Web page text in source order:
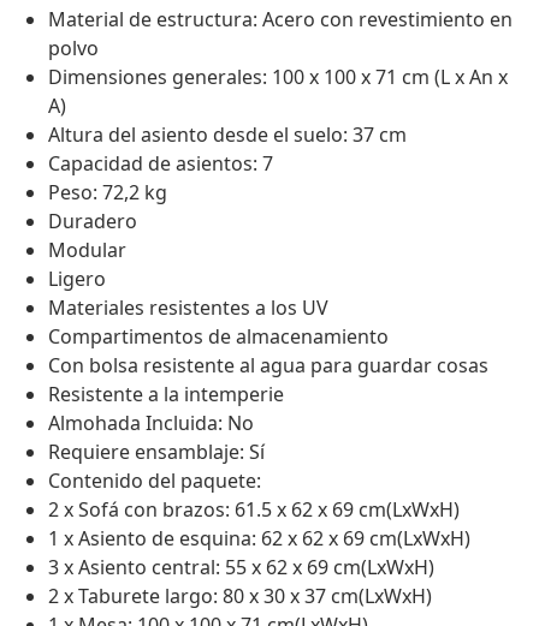
Material de estructura: Acero con revestimiento en
polvo
Dimensiones generales: 100 x 100 x 71 cm (L x An x
A)
Altura del asiento desde el suelo: 37 cm
Capacidad de asientos: 7
Peso: 72,2 kg
Duradero
Modular
Ligero
Materiales resistentes a los UV
Compartimentos de almacenamiento
Con bolsa resistente al agua para guardar cosas
Resistente a la intemperie
Almohada Incluida: No
Requiere ensamblaje: Sí
Contenido del paquete:
2 x Sofá con brazos: 61.5 x 62 x 69 cm(LxWxH)
1 x Asiento de esquina: 62 x 62 x 69 cm(LxWxH)
3 x Asiento central: 55 x 62 x 69 cm(LxWxH)
2 x Taburete largo: 80 x 30 x 37 cm(LxWxH)